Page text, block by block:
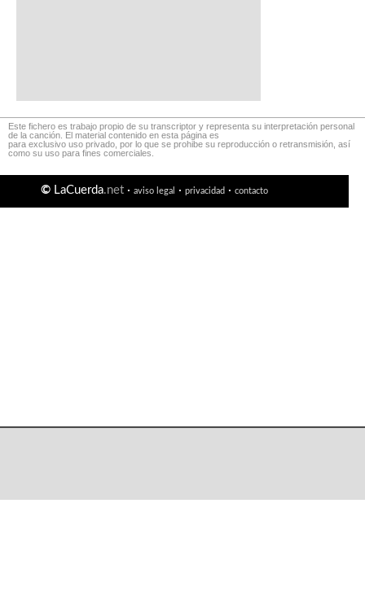
Este fichero es trabajo propio de su transcriptor y representa su interpretación personal
de la canción. El material contenido en esta página es
para exclusivo uso privado, por lo que se prohibe su reproducción o retransmisión, así
como su uso para fines comerciales.
© LaCuerda.net · aviso legal · privacidad · contacto